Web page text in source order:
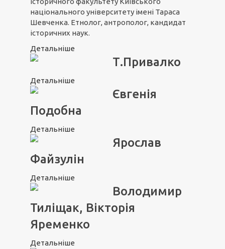
національного університету імені Тараса
Шевченка. Етнолог, антрополог, кандидат
історичних наук.
Детальніше
Т.Привалко
Детальніше
Євгенія
Подобна
Детальніше
Ярослав
Файзулін
Детальніше
Володимир
Тиліщак, Вікторія
Яременко
Детальніше